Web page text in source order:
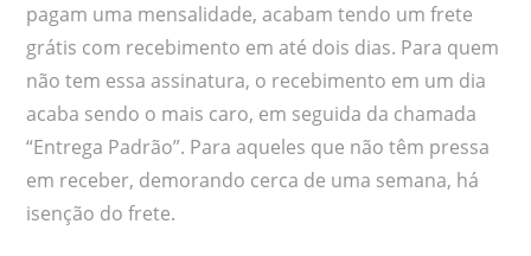
pagam uma mensalidade, acabam tendo um frete
grátis com recebimento em até dois dias. Para quem
não tem essa assinatura, o recebimento em um dia
acaba sendo o mais caro, em seguida da chamada
“Entrega Padrão”. Para aqueles que não têm pressa
em receber, demorando cerca de uma semana, há
isenção do frete.